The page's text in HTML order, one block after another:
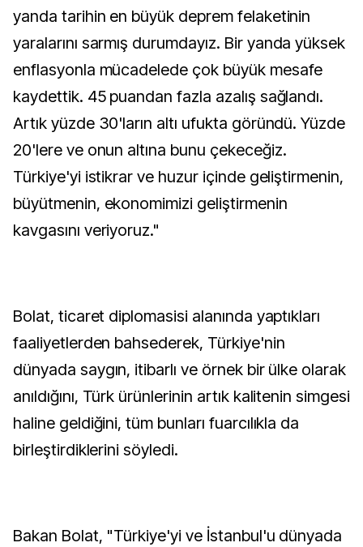
yanda tarihin en büyük deprem felaketinin
yaralarını sarmış durumdayız. Bir yanda yüksek
enflasyonla mücadelede çok büyük mesafe
kaydettik. 45 puandan fazla azalış sağlandı.
Artık yüzde 30'ların altı ufukta göründü. Yüzde
20'lere ve onun altına bunu çekeceğiz.
Türkiye'yi istikrar ve huzur içinde geliştirmenin,
büyütmenin, ekonomimizi geliştirmenin
kavgasını veriyoruz."
Bolat, ticaret diplomasisi alanında yaptıkları
faaliyetlerden bahsederek, Türkiye'nin
dünyada saygın, itibarlı ve örnek bir ülke olarak
anıldığını, Türk ürünlerinin artık kalitenin simgesi
haline geldiğini, tüm bunları fuarcılıkla da
birleştirdiklerini söyledi.
Bakan Bolat, "Türkiye'yi ve İstanbul'u dünyada